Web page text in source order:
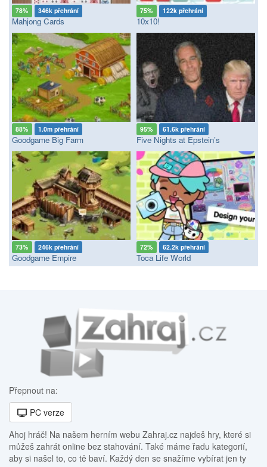
78% 346k přehrání
Mahjong Cards
75% 122k přehrání
10x10!
88% 1.0m přehrání
Goodgame Big Farm
95% 61.6k přehrání
Five Nights at Epstein’s
73% 246k přehrání
Goodgame Empire
72% 62.2k přehrání
Toca Life World
Přepnout na:
PC verze
Ahoj hráč! Na našem herním webu Zahraj.cz najdeš hry, které si
můžeš zahrát online bez stahování. Také máme řadu kategorií,
aby si našel to, co tě baví. Každý den se snažíme vybírat jen ty